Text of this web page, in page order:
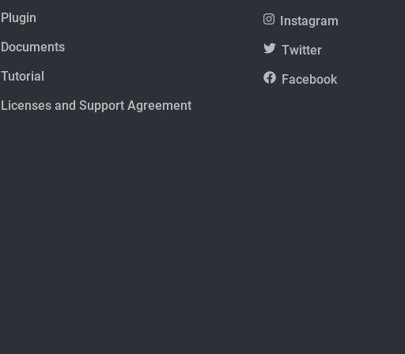
Plugin
Documents
Tutorial
Licenses and Support Agreement
Instagram
Twitter
Facebook